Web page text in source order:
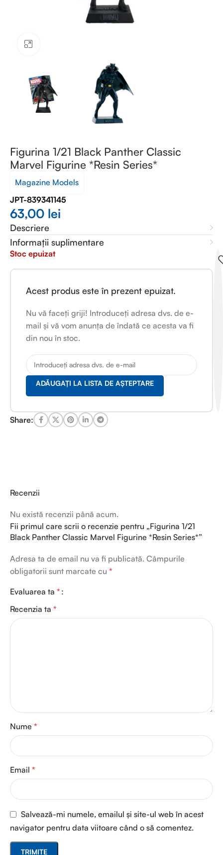
Figurina 1/21 Black Panther Classic
Marvel Figurine *Resin Series*
Magazine Models
JPT-839341145
63,00 lei
Descriere
Informații suplimentare
Stoc epuizat
Acest produs este în prezent epuizat.
Nu vă faceți griji! Introduceți adresa dvs. de e-
mail și vă vom anunța de îndată ce acesta va fi
din nou în stoc.
ADĂUGAȚI LA LISTA DE AȘTEPTARE
Share:
Recenzii
Nu există recenzii până acum.
Fii primul care scrii o recenzie pentru „Figurina 1/21
Black Panther Classic Marvel Figurine *Resin Series*”
Adresa ta de email nu va fi publicată. Câmpurile
obligatorii sunt marcate cu *
Evaluarea ta *
Recenzia ta *
Nume *
Email *
Salvează-mi numele, emailul și site-ul web în acest
navigator pentru data viitoare când o să comentez.